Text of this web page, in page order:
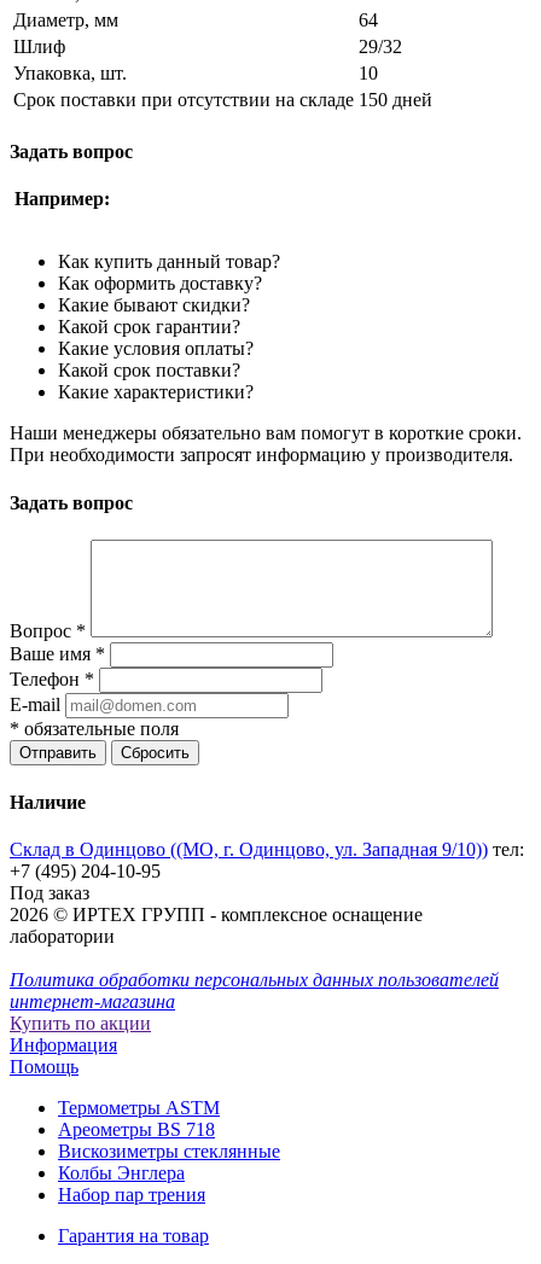
Диаметр, мм
64
Шлиф
29/32
Упаковка, шт.
10
Срок поставки при отсутствии на складе 150 дней
Задать вопрос
Например:
Как купить данный товар?
Как оформить доставку?
Какие бывают скидки?
Какой срок гарантии?
Какие условия оплаты?
Какой срок поставки?
Какие характеристики?
Наши менеджеры обязательно вам помогут в короткие сроки.
При необходимости запросят информацию у производителя.
Задать вопрос
Вопрос *
Ваше имя *
Телефон *
E-mail
* обязательные поля
Отправить Сбросить
Наличие
Склад в Одинцово ((МО, г. Одинцово, ул. Западная 9/10)) тел:
+7 (495) 204-10-95
Под заказ
2026 © ИРТЕХ ГРУПП - комплексное оснащение
лаборатории
Политика обработки персональных данных пользователей
интернет-магазина
Купить по акции
Информация
Помощь
Термометры ASTM
Ареометры BS 718
Вискозиметры стеклянные
Колбы Энглера
Набор пар трения
Гарантия на товар